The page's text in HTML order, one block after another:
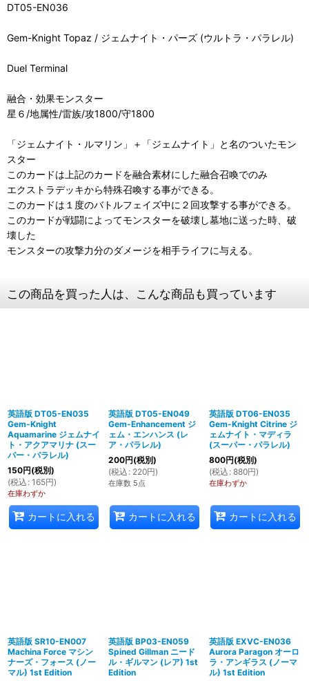
DT05-EN036
Gem-Knight Topaz / ジェムナイト・パーズ (ウルトラ・パラレル)
Duel Terminal
融合・効果モンスター
星６/地属性/雷族/攻1800/守1800
「ジェムナイト・ルマリン」＋「ジェムナイト」と名のついたモン
スター
このカードは上記のカードを融合素材にした融合召喚でのみ
エクストラデッキから特殊召喚する事ができる。
このカードは１度のバトルフェイズ中に２回攻撃する事ができる。
このカードが戦闘によってモンスターを破壊し墓地に送った時、破
壊した
モンスターの攻撃力分のダメージを相手ライフに与える。
この商品を買った人は、こんな商品も買っています
英語版 DT05-EN035
Gem-Knight
Aquamarine ジェムナイ
ト・アクアマリナ (スー
パー・パラレル)
150円(税別)
(税込 : 165円)
在庫わずか
カートに入れる
英語版 DT05-EN049
Gem-Enhancement ジ
ェム・エンハンス (レ
ア・パラレル)
200円(税別)
(税込 : 220円)
在庫数 5点
カートに入れる
英語版 DT06-EN035
Gem-Knight Citrine ジ
ェムナイト・マディラ
(スーパー・パラレル)
800円(税別)
(税込 : 880円)
在庫わずか
カートに入れる
英語版 SR10-EN007
Machina Force マシン
ナーズ・フォース (ノー
マル) 1st Edition
英語版 BP03-EN059
Spined Gillman ニード
ル・ギルマン (レア) 1st
Edition
英語版 EXVC-EN036
Aurora Paragon オーロ
ラ・アンギラス (ノーマ
ル) 1st Edition